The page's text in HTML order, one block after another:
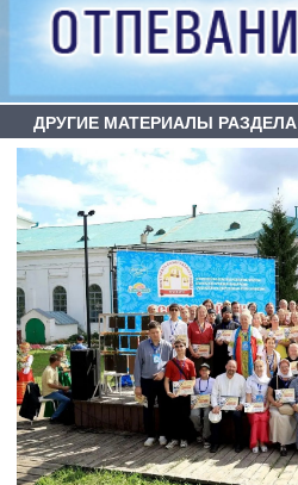
ДРУГИЕ МАТЕРИАЛЫ РАЗДЕЛА